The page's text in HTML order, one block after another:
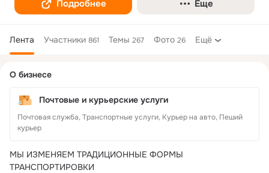
Подробнее Еще
Лента Участники 861 Темы 267 Фото 26 Ещё
колонка
О бизнесе
Почтовые и курьерские услуги
Почтовая служба, Транспортные услуги, Курьер на авто, Пеший
курьер
МЫ ИЗМЕНЯЕМ ТРАДИЦИОННЫЕ ФОРМЫ
ТРАНСПОРТИРОВКИ